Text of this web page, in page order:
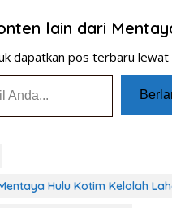
lain dari
dapatkan pos terbaru lewat
Hulu Kotim Kelolah